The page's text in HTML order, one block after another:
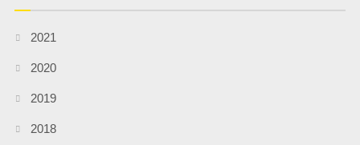
2021
2020
2019
2018